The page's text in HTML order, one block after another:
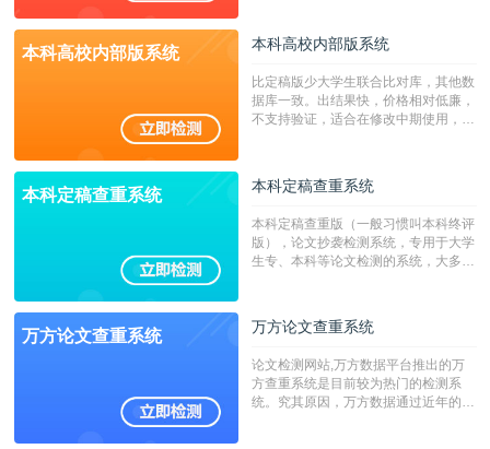
本科高校内部版系统 本科高校内部版系统
比定稿版少大学生联合比对库，其他数
据库一致。出结果快，价格相对低廉，
不支持验证，适合在修改中期使用，定
本科定稿查重系统 本科定稿查重系统
本科定稿查重版（一般习惯叫本科终评
版），论文抄袭检测系统，专用于大学
生专、本科等论文检测的系统，大多数
万方论文查重系统 万方论文查重系统
论文检测网站,万方数据平台推出的万
方查重系统是目前较为热门的检测系
统。究其原因，万方数据通过近年的发